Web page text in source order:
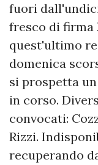
fuori
fresco di firma
quest'ultimo
domenica
si prospetta
in corso.
convocati:
Rizzi.
recuperando